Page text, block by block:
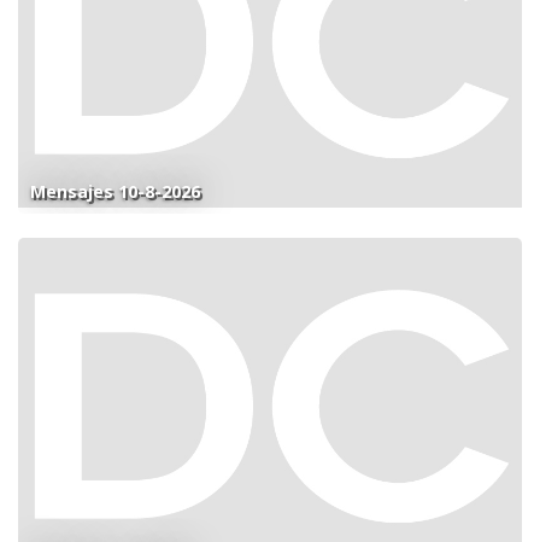
Mensajes 10-8-2026